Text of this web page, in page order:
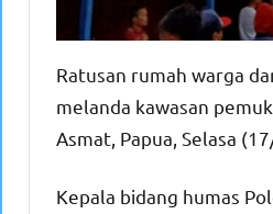
Ratusan rumah warga
melanda kawasan
Asmat, Papua, Selasa
Kepala bidang humas